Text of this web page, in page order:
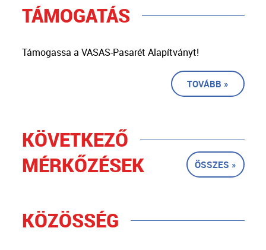
TÁMOGATÁS
Támogassa a VASAS-Pasarét Alapítványt!
TOVÁBB »
KÖVETKEZŐ
MÉRKŐZÉSEK
ÖSSZES »
KÖZÖSSÉG